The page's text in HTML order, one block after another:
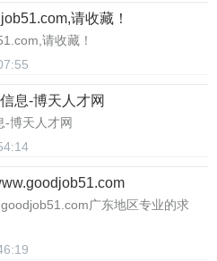
请收藏！
请收藏！
息-博天人才网
-博天人才网
广东地区专业的求